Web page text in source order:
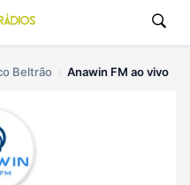
Beltrão Anawin FM ao vivo